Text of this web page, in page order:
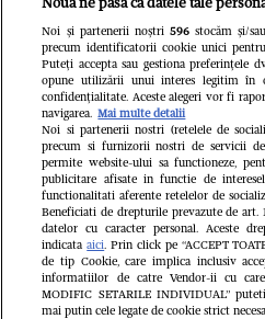
Pariază responsabil!
821/25.09.2025.
Jocurile de noroc sunt
Noi și partenerii noștri 596stocăm și/
precum identificatorii cookie unici
Puteți accepta sau gestiona preferințele
opune utilizării unui interes legitim în
confidențialitate. Aceste alegeri vor fi
navigarea. Mai multe detalii
Noi si partenerii nostri (retelele de
precum si furnizorii nostri de servicii
permite website-ului sa functioneze,
publicitare afisate in functie de
functionalitati aferente retelelor de
Beneficiati de drepturile prevazute de art.
datelor cu caracter personal. Aceste
indicataaici. Prin click pe “ACCEPT
de tip Cookie, care implica inclusiv
informatiilor de catre Vendor-ii cu
MODIFIC SETARILE INDIVIDUAL”
mai putin cele legate de cookie strict